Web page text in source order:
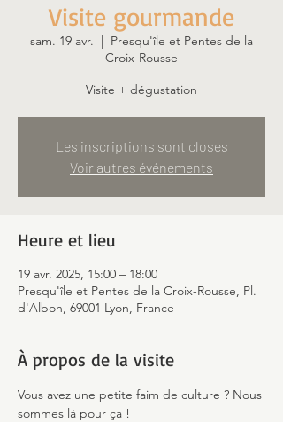
Visite gourmande
sam. 19 avr.
  |
Presqu'île et Pentes de la
Croix-Rousse
Visite + dégustation
Les inscriptions sont closes
Voir autres événements
Heure et lieu
19 avr. 2025, 15:00 – 18:00
Presqu'île et Pentes de la Croix-Rousse, Pl.
d'Albon, 69001 Lyon, France
À propos de la visite
Vous avez une petite faim de culture ? Nous
sommes là pour ça !